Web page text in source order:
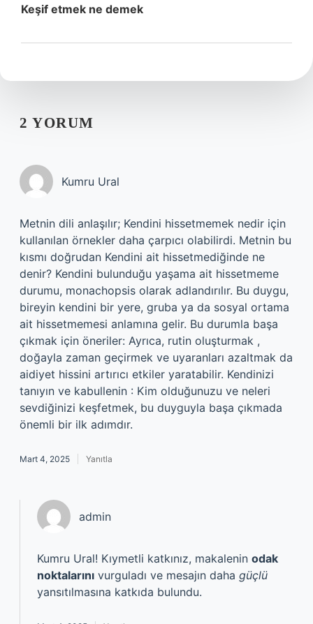
Keşif etmek ne demek
2 YORUM
Kumru Ural
Metnin dili anlaşılır; Kendini hissetmemek nedir için
kullanılan örnekler daha çarpıcı olabilirdi. Metnin bu
kısmı doğrudan Kendini ait hissetmediğinde ne
denir? Kendini bulunduğu yaşama ait hissetmeme
durumu, monachopsis olarak adlandırılır. Bu duygu,
bireyin kendini bir yere, gruba ya da sosyal ortama
ait hissetmemesi anlamına gelir. Bu durumla başa
çıkmak için öneriler: Ayrıca, rutin oluşturmak ,
doğayla zaman geçirmek ve uyaranları azaltmak da
aidiyet hissini artırıcı etkiler yaratabilir. Kendinizi
tanıyın ve kabullenin : Kim olduğunuzu ve neleri
sevdiğinizi keşfetmek, bu duyguyla başa çıkmada
önemli bir ilk adımdır.
Mart 4, 2025 Yanıtla
admin
Kumru Ural! Kıymetli katkınız, makalenin odak
noktalarını vurguladı ve mesajın daha güçlü
yansıtılmasına katkıda bulundu.